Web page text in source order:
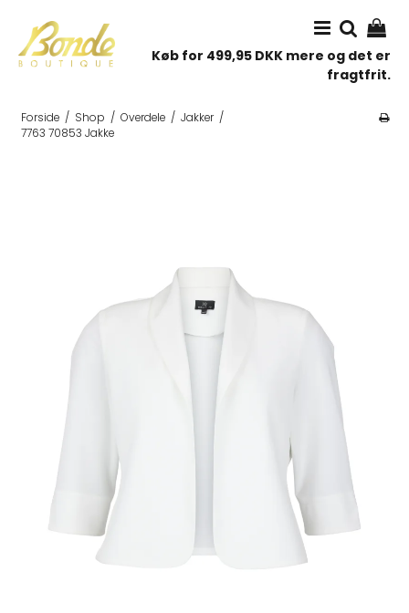
Køb for 499,95 DKK mere og det er
fragtfrit.
Forside / Shop / Overdele / Jakker /
7763 70853 Jakke